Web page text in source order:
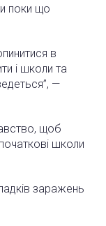
поки що
в
і школи та
—
щоб
школи
заражень